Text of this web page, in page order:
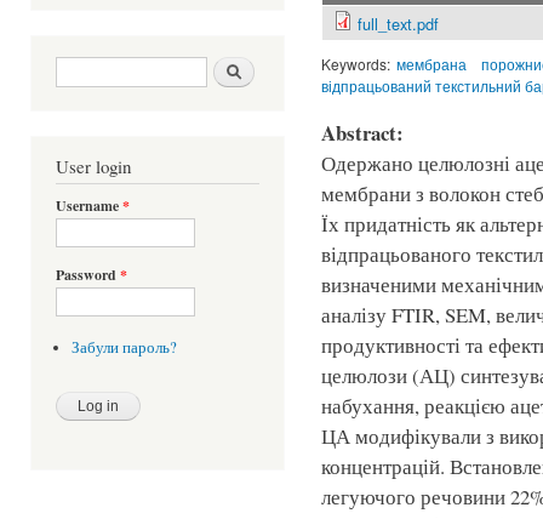
Search form Шукати
User login
Username*
Password *
Забули пароль?
full_text.pdf
Keywords: мембрана
відпрацьований текстильний
Abstract:
Одержано целюлозні
мембрани з волокон
Їх придатність як
відпрацьованого
визначеними
аналізу FTIR, SEM,
продуктивності та
целюлози (АЦ)
набухання, реакцією
ЦА модифікували з
концентрацій.
легуючого речовини